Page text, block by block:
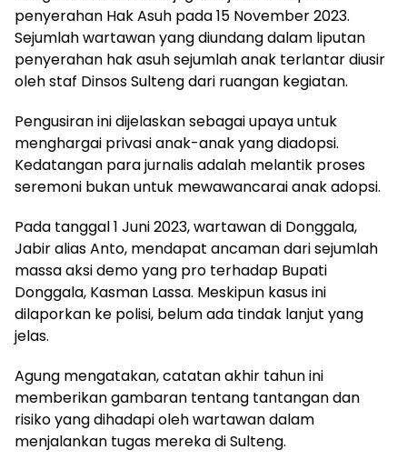
penyerahan Hak Asuh pada 15 November 2023.
Sejumlah wartawan yang diundang dalam liputan
penyerahan hak asuh sejumlah anak terlantar diusir
oleh staf Dinsos Sulteng dari ruangan kegiatan.
Pengusiran ini dijelaskan sebagai upaya untuk
menghargai privasi anak-anak yang diadopsi.
Kedatangan para jurnalis adalah melantik proses
seremoni bukan untuk mewawancarai anak adopsi.
Pada tanggal 1 Juni 2023, wartawan di Donggala,
Jabir alias Anto, mendapat ancaman dari sejumlah
massa aksi demo yang pro terhadap Bupati
Donggala, Kasman Lassa. Meskipun kasus ini
dilaporkan ke polisi, belum ada tindak lanjut yang
jelas.
Agung mengatakan, catatan akhir tahun ini
memberikan gambaran tentang tantangan dan
risiko yang dihadapi oleh wartawan dalam
menjalankan tugas mereka di Sulteng.